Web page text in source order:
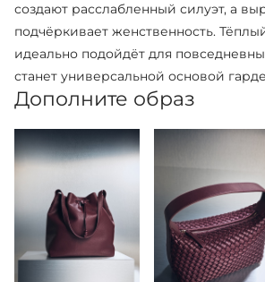
создают расслабленный силуэт, а
подчёркивает женственность.
идеально подойдёт для
станет универсальной основой
Дополните образ